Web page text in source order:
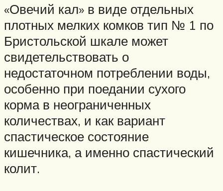
«Овечий кал» в виде отдельных
плотных мелких комков тип № 1 по
Бристольской шкале может
свидетельствовать о
недостаточном потреблении воды,
особенно при поедании сухого
корма в неограниченных
количествах, и как вариант
спастическое состояние
кишечника, а именно спастический
колит.